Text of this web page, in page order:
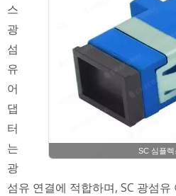
SC 심플
스
광
섬
유
어
댑
터
는
광
섬유 연결에 적합하며, SC 광섬